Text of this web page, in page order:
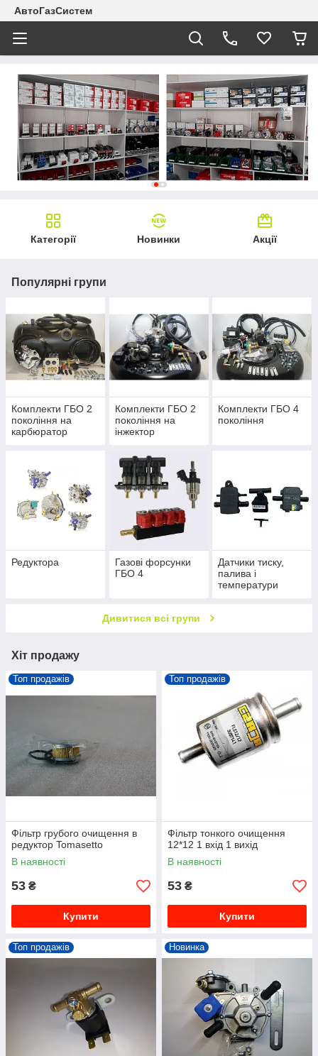
АвтоГазСистем
Категорії Новинки Акції
Популярні групи
Комплекти ГБО 2
покоління на
карбюратор
Комплекти ГБО 2
покоління на
інжектор
Комплекти ГБО 4
покоління
Редуктора
Газові форсунки
ГБО 4
Датчики тиску,
палива і
температури
Дивитися всі групи
Хіт продажу
Топ продажів
Фільтр грубого очищення в
редуктор Tomasetto
В наявності
53 ₴
Купити
Топ продажів
Фільтр тонкого очищення
12*12 1 вхід 1 вихід
В наявності
53 ₴
Купити
Топ продажів Новинка